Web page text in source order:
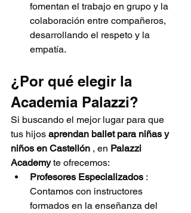
fomentan el trabajo en grupo y la
colaboración entre compañeros,
desarrollando el respeto y la
empatía.
¿Por qué elegir la
Academia Palazzi?
Si buscando el mejor lugar para que
tus hijos aprendan ballet para niñas y
niños en Castellón , en Palazzi
Academy te ofrecemos:
Profesores Especializados :
Contamos con instructores
formados en la enseñanza del